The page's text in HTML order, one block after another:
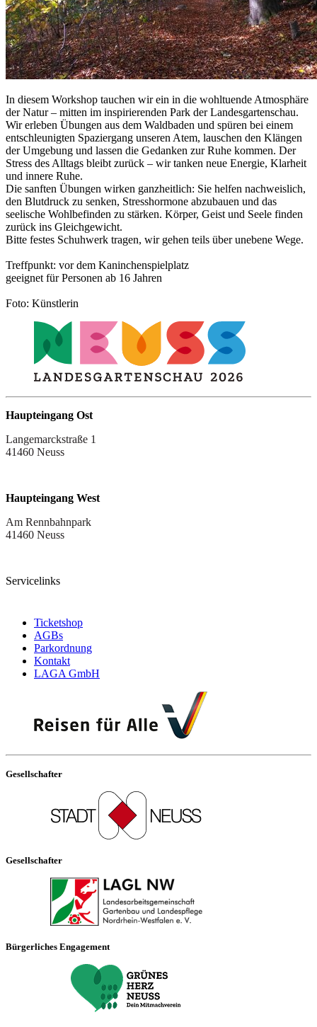
In diesem Workshop tauchen wir ein in die wohltuende Atmosphäre
der Natur – mitten im inspirierenden Park der Landesgartenschau.
Wir erleben Übungen aus dem Waldbaden und spüren bei einem
entschleunigten Spaziergang unseren Atem, lauschen den Klängen
der Umgebung und lassen die Gedanken zur Ruhe kommen. Der
Stress des Alltags bleibt zurück – wir tanken neue Energie, Klarheit
und innere Ruhe.
Die sanften Übungen wirken ganzheitlich: Sie helfen nachweislich,
den Blutdruck zu senken, Stresshormone abzubauen und das
seelische Wohlbefinden zu stärken. Körper, Geist und Seele finden
zurück ins Gleichgewicht.
Bitte festes Schuhwerk tragen, wir gehen teils über unebene Wege.
Treffpunkt: vor dem Kaninchenspielplatz
geeignet für Personen ab 16 Jahren
Foto: Künstlerin
Haupteingang Ost
Langemarckstraße 1
41460 Neuss
Haupteingang West
Am Rennbahnpark
41460 Neuss
Servicelinks
Ticketshop
AGBs
Parkordnung
Kontakt
LAGA GmbH
Gesellschafter
Gesellschafter
Bürgerliches Engagement